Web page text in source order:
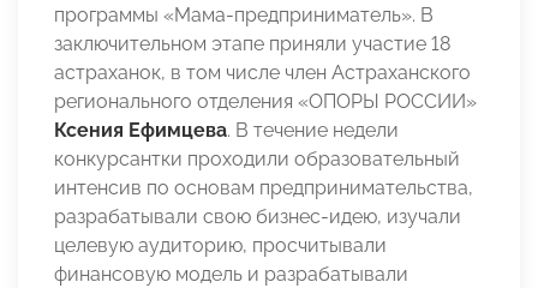
программы «Мама-предприниматель». В
заключительном этапе приняли участие 18
астраханок, в том числе член Астраханского
регионального отделения «ОПОРЫ РОССИИ»
Ксения Ефимцева. В течение недели
конкурсантки проходили образовательный
интенсив по основам предпринимательства,
разрабатывали свою бизнес-идею, изучали
целевую аудиторию, просчитывали
финансовую модель и разрабатывали